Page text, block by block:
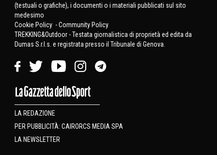
(testuali o grafiche), i documenti o i materiali pubblicati sul sito
medesimo
Cookie Policy -Community Policy
TREKKING&Outdoor - Testata giornalistica di proprietà ed edita da
Dumas S.r.l.s. e registrata presso il Tribunale di Genova.
LA REDAZIONE
PER PUBBLICITÀ: CAIRORCS MEDIA SPA
LA NEWSLETTER